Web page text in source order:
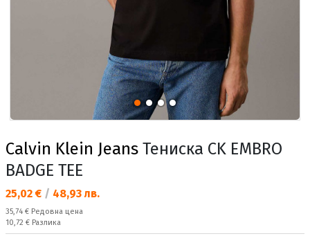
Calvin Klein Jeans Тениска CK EMBRO
BADGE TEE
Текуща цена:
25,02 € / 48,93 лв.
Редовна цена:
35,74 € Редовна цена
Спестявате:
10,72 € Разлика